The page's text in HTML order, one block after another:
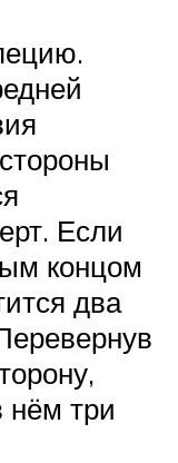
Если
концом
два
нём три